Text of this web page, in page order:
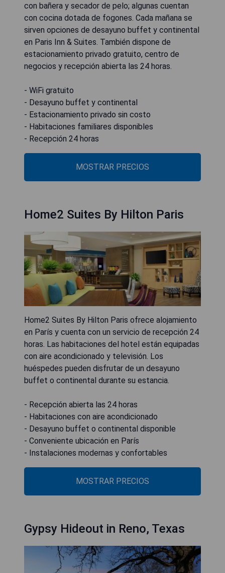
con bañera y secador de pelo; algunas cuentan
con cocina dotada de fogones. Cada mañana se
sirven opciones de desayuno buffet y continental
en Paris Inn & Suites. También dispone de
estacionamiento privado gratuito, centro de
negocios y recepción abierta las 24 horas.
- WiFi gratuito
- Desayuno buffet y continental
- Estacionamiento privado sin costo
- Habitaciones familiares disponibles
- Recepción 24 horas
MOSTRAR PRECIOS
Home2 Suites By Hilton Paris
Home2 Suites By Hilton Paris ofrece alojamiento
en París y cuenta con un servicio de recepción 24
horas. Las habitaciones del hotel están equipadas
con aire acondicionado y televisión. Los
huéspedes pueden disfrutar de un desayuno
buffet o continental durante su estancia.
- Recepción abierta las 24 horas
- Habitaciones con aire acondicionado
- Desayuno buffet o continental disponible
- Conveniente ubicación en París
- Instalaciones modernas y confortables
MOSTRAR PRECIOS
Gypsy Hideout in Reno, Texas